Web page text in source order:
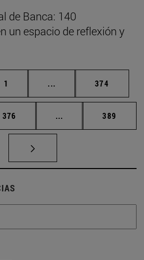
de Banca: 140
un espacio de reflexión y
Página
1 ... Páginas intermedias
Página
374
Página
376 ... Páginas intermedias
Página
389